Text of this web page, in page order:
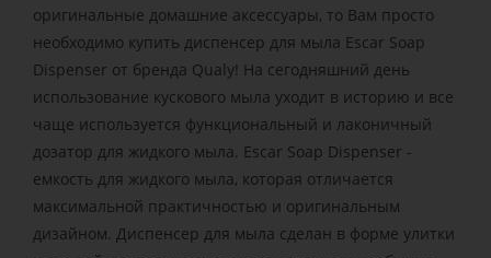
оригинальные домашние аксессуары, то Вам просто
необходимо купить диспенсер для мыла Escar Soap
Dispenser от бренда Qualy! На сегодняшний день
использование кускового мыла уходит в историю и все
чаще используется функциональный и лаконичный
дозатор для жидкого мыла. Escar Soap Dispenser -
емкость для жидкого мыла, которая отличается
максимальной практичностью и оригинальным
дизайном. Диспенсер для мыла сделан в форме улитки